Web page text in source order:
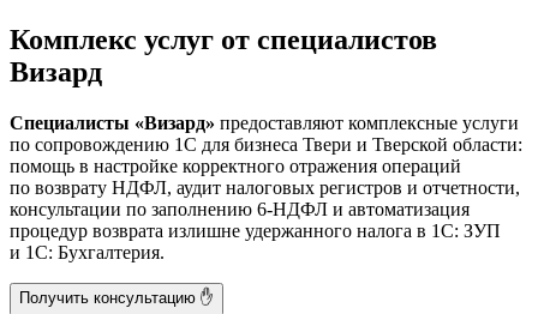
Комплекс услуг от специалистов
Визард
Специалисты «Визард» предоставляют комплексные услуги
по сопровождению 1С для бизнеса Твери и Тверской области:
помощь в настройке корректного отражения операций
по возврату НДФЛ, аудит налоговых регистров и отчетности,
консультации по заполнению 6-НДФЛ и автоматизация
процедур возврата излишне удержанного налога в 1С: ЗУП
и 1С: Бухгалтерия.
Получить консультацию ✋